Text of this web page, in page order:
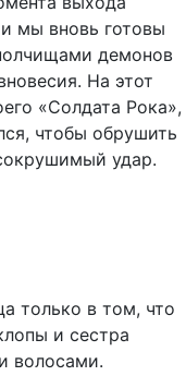
мы вновь готовы
демонов
На этот
«Солдата Рока»,
чтобы обрушить
удар.
только в том, что
и сестра
волосами.